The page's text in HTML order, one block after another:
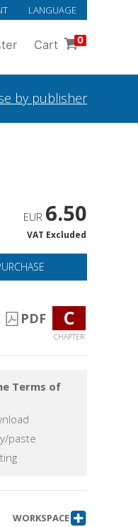
LANGUAGE
Cart 0
by publisher
EUR 6.50
VAT Excluded
PDF C
CHAPTER
Terms of
paste
WORKSPACE